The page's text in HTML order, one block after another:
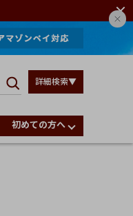
詳細検索▼
初めての方へ